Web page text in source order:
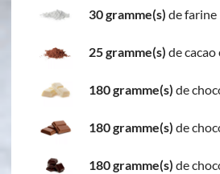
30 gramme(s) de farine
25 gramme(s) de
180 gramme(s) de
180 gramme(s) de
180 gramme(s) de